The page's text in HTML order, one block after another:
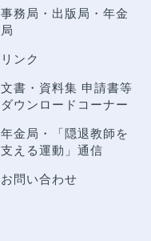
事務局・出版局・年金
局
リンク
文書・資料集 申請書等
ダウンロードコーナー
年金局・
「隠退教師を
支える運動」通信
お問い合わせ